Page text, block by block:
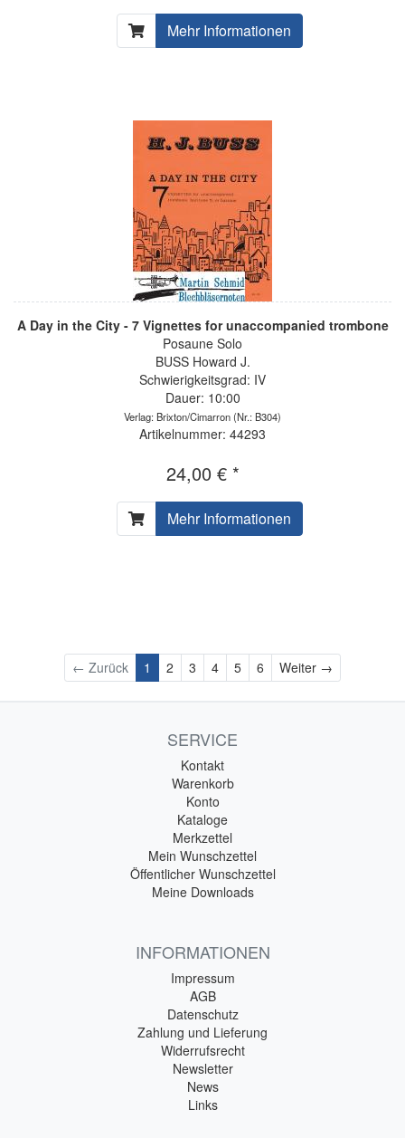
Mehr Informationen
A Day in the City - 7 Vignettes for unaccompanied trombone
Posaune Solo
BUSS Howard J.
Schwierigkeitsgrad: IV
Dauer: 10:00
Verlag: Brixton/Cimarron(Nr.: B304)
Artikelnummer: 44293
24,00 € *
Mehr Informationen
← Zurück 1 2 3 4 5 6 Weiter →
SERVICE
Kontakt
Warenkorb
Konto
Kataloge
Merkzettel
Mein Wunschzettel
Öffentlicher Wunschzettel
Meine Downloads
INFORMATIONEN
Impressum
AGB
Datenschutz
Zahlung und Lieferung
Widerrufsrecht
Newsletter
News
Links